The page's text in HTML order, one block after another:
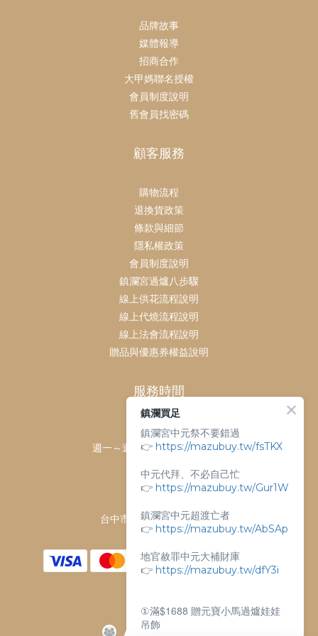
品牌故事
媒體報導
招商合作
大甲媽聯名授權
會員制度說明
舊會員找密碼
顧客服務
購物流程
退換貨政策
條款與細節
隱私權政策
會員制度說明
鎮瀾宮過爐八步驟
線上供花流程說明
線上代燒流程說明
線上法會流程說明
贈品與優惠券權益說明
服務時間
客服時間：
週一～週日 上午9點～下午6點
04-26763688
台中市大甲區順天路238號
鎮瀾買足
鎮瀾宮中元祭不要錯過
👉 https://mazubuy.tw/fsTKX
中元代拜、不必自己忙
👉 https://mazubuy.tw/Gur1W
鎮瀾宮中元超渡亡者
👉 https://mazubuy.tw/AbSAp
地官赦罪中元大補財庫
👉 https://mazubuy.tw/dfY3i
①滿$1688 贈元寶小馬過爐娃娃
吊飾